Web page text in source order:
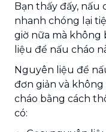
Bạn thấy đấy, nấu
nhanh chóng lại
giờ nữa mà không
liệu để nấu cháo
Nguyên liệu để
đơn giản và không
cháo bằng cách
có: